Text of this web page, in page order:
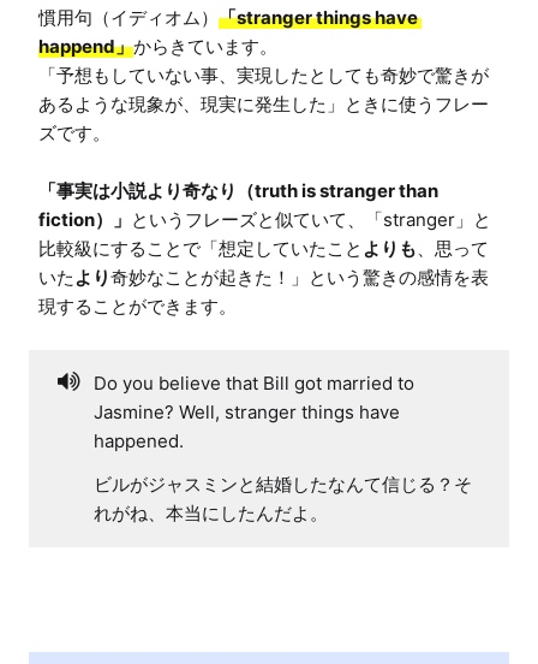
慣用句（イディオム） 「stranger things have
happend」からきています。
「予想もしていない事、実現したとしても奇妙で驚きが
あるような現象が、現実に発生した」ときに使うフレー
ズです。
「事実は小説より奇なり（truth is stranger than
fiction）」 というフレーズと似ていて、「stranger」と
比較級にすることで「想定していたこと よりも 、思って
いた より奇妙なことが起きた！」という驚きの感情を表
現することができます。
Do you believe that Bill got married to
Jasmine? Well, stranger things have
happened.
ビルがジャスミンと結婚したなんて信じる？そ
れがね、本当にしたんだよ。